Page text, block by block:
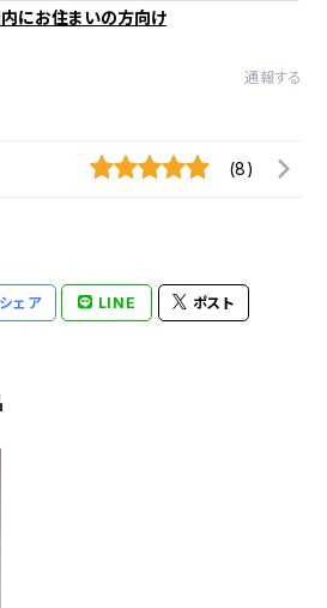
にお住まいの方向け
通報する
(8)
シェア LINE ポスト